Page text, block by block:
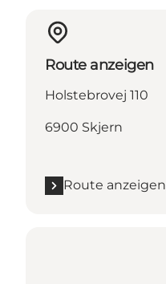
Route anzeigen
Holstebrovej 110
6900 Skjern
Route anzeigen